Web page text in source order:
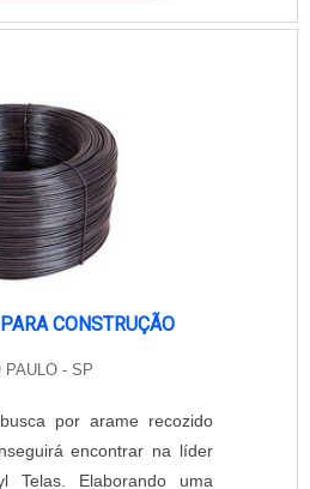
CONSTRUÇÃO
PAULO - SP
por arame recozido
encontrar na líder
Telas. Elaborando uma